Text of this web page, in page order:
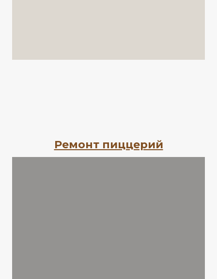
Ремонт пиццерий